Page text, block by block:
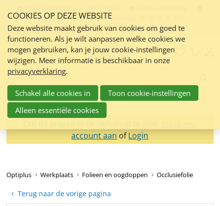
links
over
Spring
naar
de
inhoud
Spring
naar
navigatie
Contact:050 551 5200 / WhatsApp: 06 38 68 28 82 /
info@optiplus.nl
Menu
Zoeken:
account aan ofLogin
Optiplus Werkplaats Folieen en oogdoppen Occlusiefolie
Terug naar de vorige pagina
COOKIES OP DEZE WEBSITE
Deze website maakt gebruik van cookies om goed te
functioneren. Als je wilt aanpassen welke cookies we
mogen gebruiken, kan je jouw cookie-instellingen
wijzigen. Meer informatie is beschikbaar in onze
privacyverklaring.
Schakel alle cookies in
Toon cookie-instellingen
Alleen essentiële cookies